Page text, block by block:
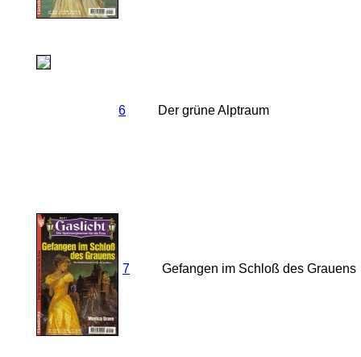
6 Der grüne Alptraum
7 Gefangen im Schloß des Grauens